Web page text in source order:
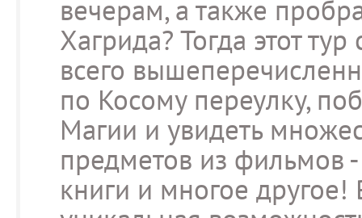
вечерам, а также
Хагрида? Тогда этот
всего
по Косому переулку,
Магии и увидеть
предметов из фильмов
книги и многое